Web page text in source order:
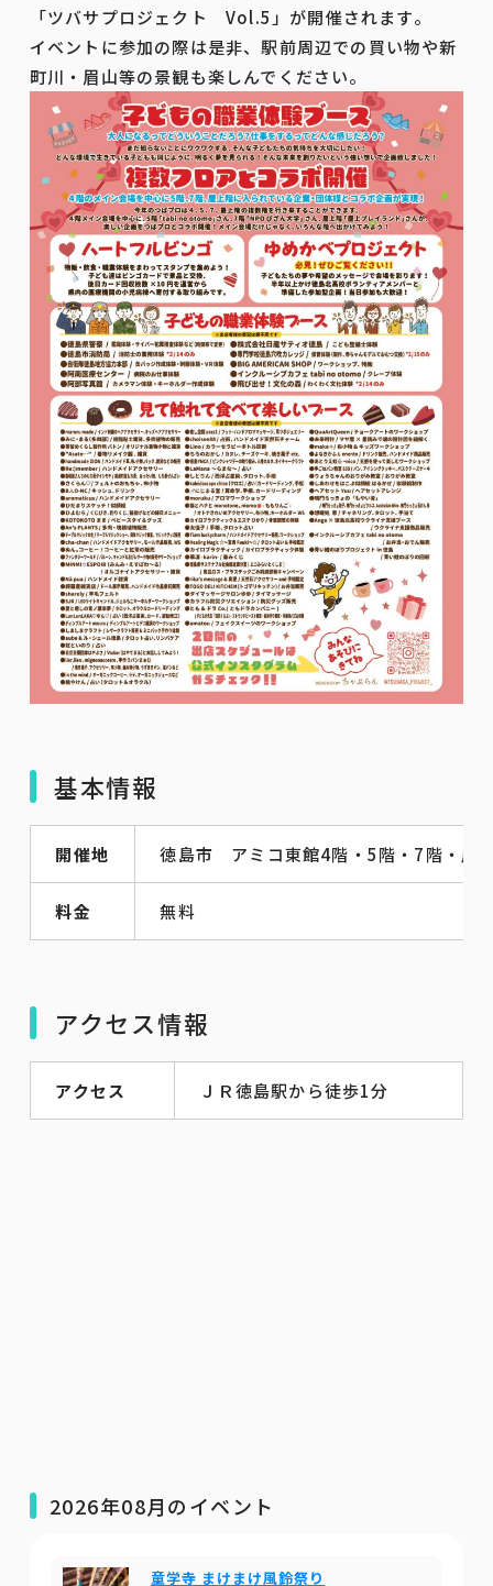
「ツバサプロジェクト Vol.5」が開催されます。
イベントに参加の際は是非、駅前周辺での買い物や新
町川・眉山等の景観も楽しんでください。
基本情報
開催地 徳島市 アミコ東館4階・5階・7階・屋
料金 無料
アクセス情報
アクセス ＪＲ徳島駅から徒歩1分
2026年08月のイベント
童学寺 まけまけ風鈴祭り